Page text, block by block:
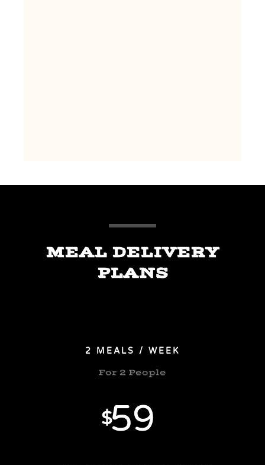
MEAL DELIVERY
PLANS
2 MEALS / WEEK
For 2 People
$59